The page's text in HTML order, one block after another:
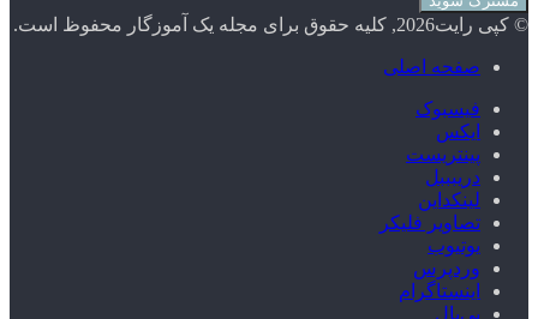
© کپی رایت2026, کلیه حقوق برای مجله یک آموزگار محفوظ است.
صفحه اصلی
فیسبوک
ایکس
پینتریست
دریبببل
لینکداین
تصاویر فلیکر
یوتیوب
وردپرس
اینستاگرام
پی‌پال